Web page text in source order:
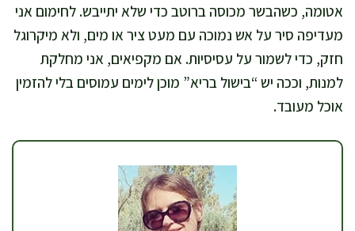
אטומה, כשהבשר מכוסה ברוטב כדי שלא יתייבש. לחימום אני
מעדיפה סיר על אש נמוכה עם מעט ציר או מים, ולא מיקרוגל
חזק, כדי לשמור על עסיסיות. אם מקפיאים, אני מחלקת
למנות, וככה יש “בישול בריא” מוכן לימים עמוסים בלי להזמין
אוכל מעובד.